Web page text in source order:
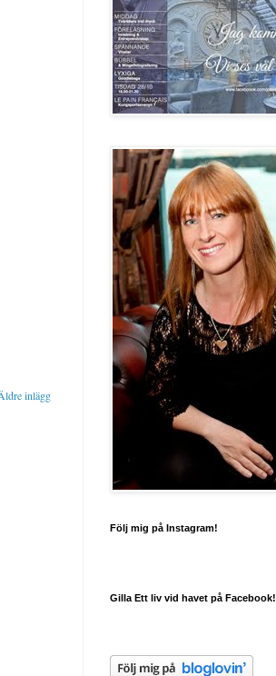
inlägg
Följ mig på Instagram!
Gilla Ett liv vid havet på Facebook!